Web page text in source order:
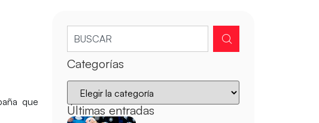
que
Categorías
Últimas entradas